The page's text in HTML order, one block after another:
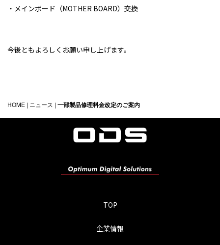
・メインボード（MOTHER BOARD）交換
今後ともよろしくお願い申し上げます。
HOME | ニュース | 一部製品修理料金改定のご案内
TOP
企業情報